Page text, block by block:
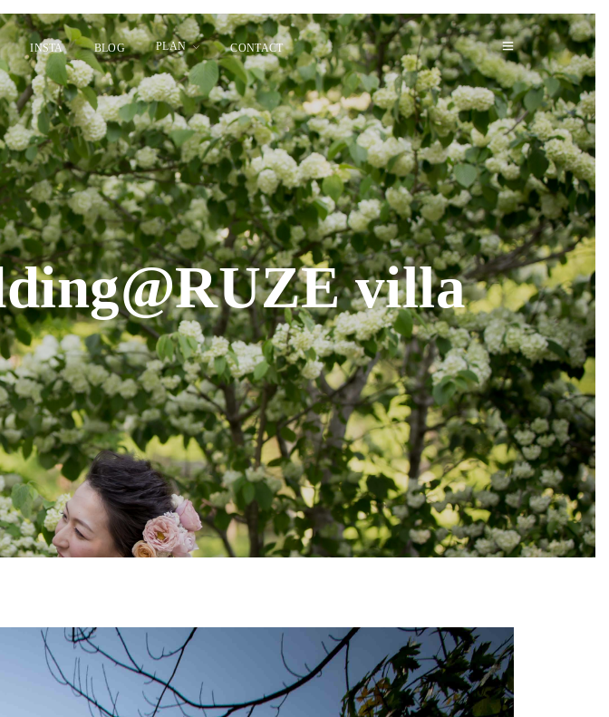
INSTA BLOG PLAN CONTACT
villa